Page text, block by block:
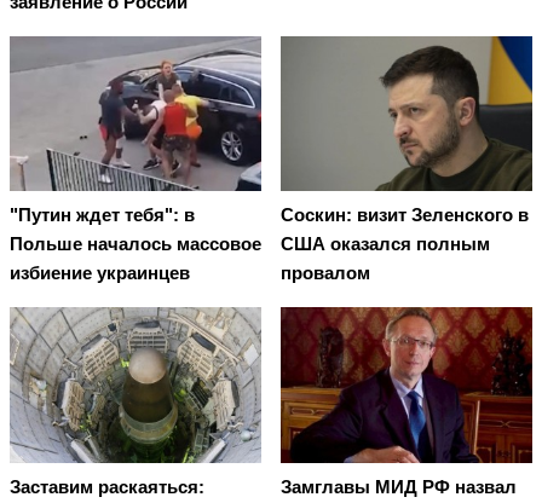
"Путин ждет тебя": в
Польше началось массовое
избиение украинцев
Соскин: визит Зеленского в
США оказался полным
провалом
Заставим раскаяться: Замглавы МИД РФ назвал